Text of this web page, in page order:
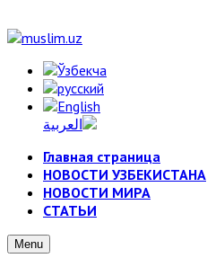
Главная страница
НОВОСТИ УЗБЕКИСТАНА
НОВОСТИ МИРА
СТАТЬИ
Menu